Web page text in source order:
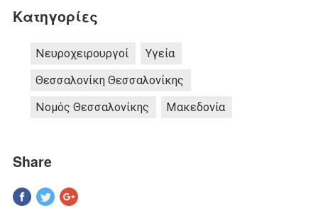
Κατηγορίες
Νευροχειρουργοί
Υγεία
Θεσσαλονίκη Θεσσαλονίκης
Νομός Θεσσαλονίκης
Μακεδονία
Share